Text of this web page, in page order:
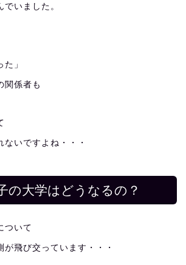
いました。
た」
関係者も
ないですよね・・・
の大学はどうなるの？
ついて
が飛び交っています・・・